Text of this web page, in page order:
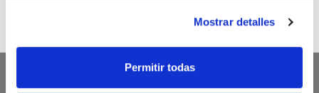
Mostrar detalles
Permitir todas